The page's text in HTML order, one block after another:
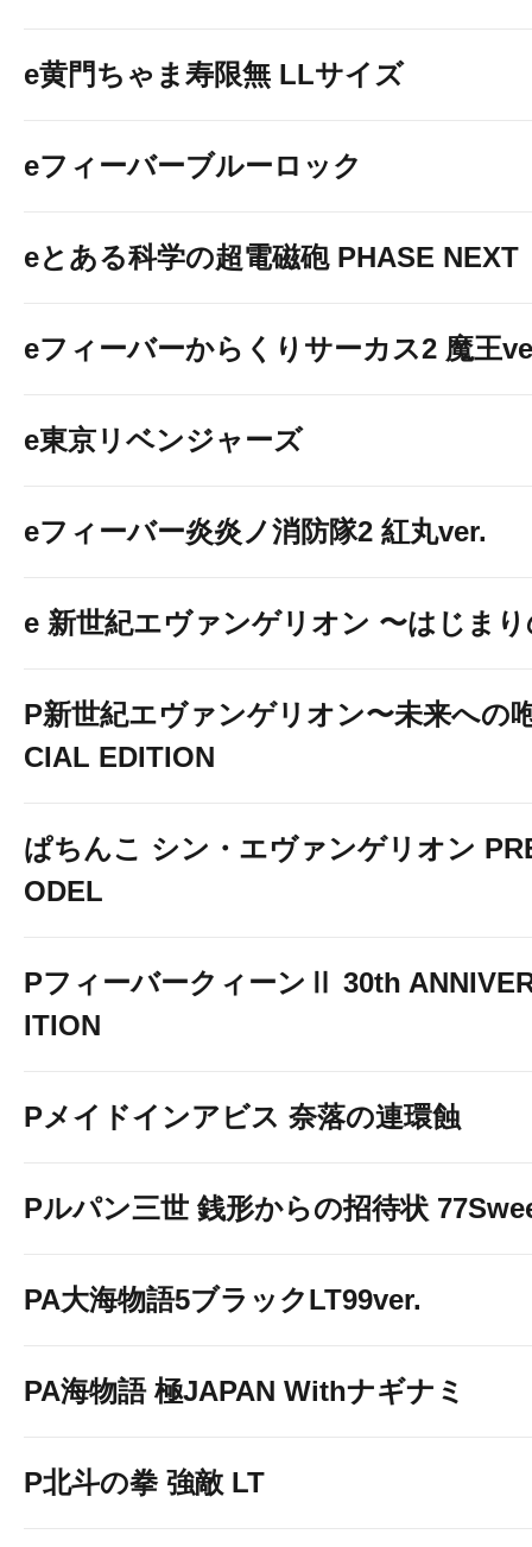
e黄門ちゃま寿限無 LLサイズ
eフィーバーブルーロック
eとある科学の超電磁砲 PHASE NEXT
eフィーバーからくりサーカス2 魔王
e東京リベンジャーズ
eフィーバー炎炎ノ消防隊2 紅丸ver.
e 新世紀エヴァンゲリオン 〜はじま
P新世紀エヴァンゲリオン〜未来への
CIAL EDITION
ぱちんこ シン・エヴァンゲリオン
ODEL
PフィーバークィーンⅡ 30th
ITION
Pメイドインアビス 奈落の連環蝕
Pルパン三世 銭形からの招待状
PA大海物語5ブラックLT99ver.
PA海物語 極JAPAN Withナギナミ
P北斗の拳 強敵 LT